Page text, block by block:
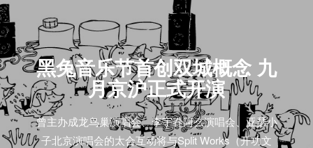
黑兔音乐节首创双城概念 九
月京沪正式开演
曾主办成龙鸟巢演唱会、李宇春阿么演唱会、亚瑟小
子北京演唱会的太合互动将与Split Works（开功文